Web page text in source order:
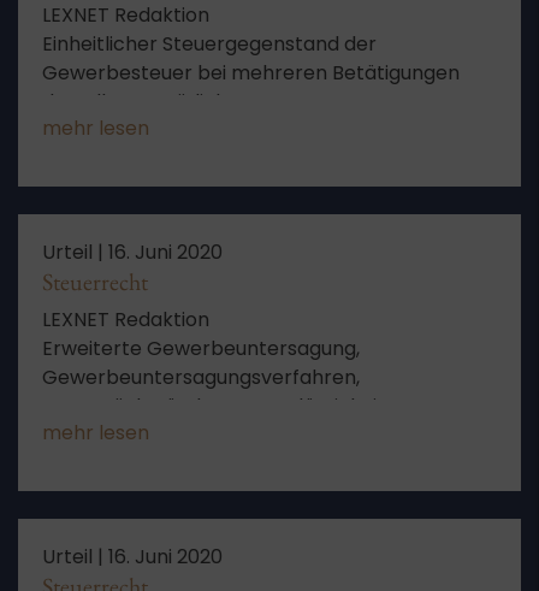
LEXNET Redaktion
Einheitlicher Steuergegenstand der
Gewerbesteuer bei mehreren Betätigungen
derselben natürlichen Person
mehr lesen
Urteil | 16. Juni 2020
Steuerrecht
LEXNET Redaktion
Erweiterte Gewerbeuntersagung,
Gewerbeuntersagungsverfahren,
Steuerrückstände, Unzuverlässigkeit,
Untersagungsverfügung, Maßgeblicher
Betätigung, Vertretungsberechtigter,
Selbständiger Gewerbetreibender,
nichtselbständige Tätigkeit, Gerichtliche
Kostenentscheidung, Gewerbliche Tätigkeit,
mehr lesen
Urteil | 16. Juni 2020